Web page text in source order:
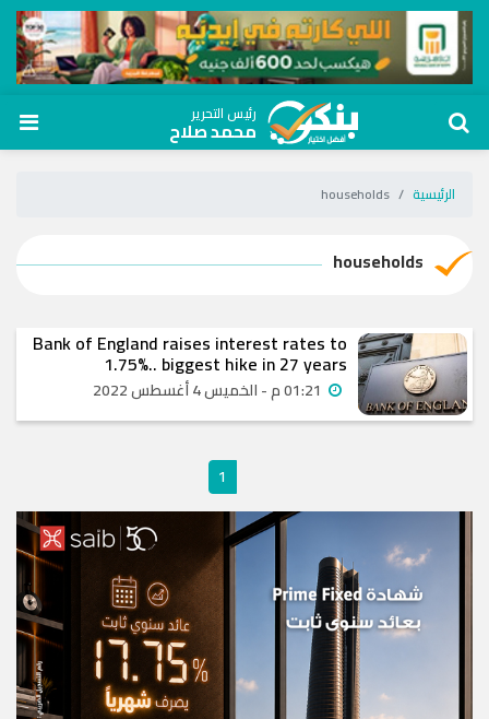
رئيس التحرير
محمد صلاح
الرئيسية households
households
Bank of England raises interest rates to
1.75%.. biggest hike in 27 years
1